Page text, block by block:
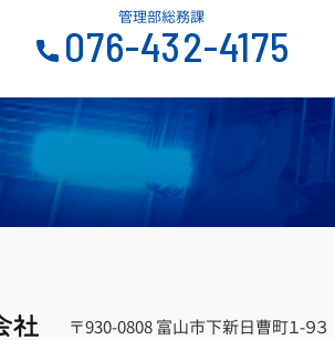
管理部総務課
076-432-4175
〒930-0808 富山市下新日曹町１-９３